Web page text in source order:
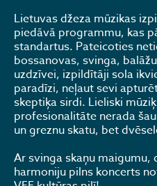
Lietuvas džeza mūzikas
piedāvā programmu, kas
standartus. Pateicoties
bossanovas, svinga,
uzdzīvei, izpildītāji sola
paradīzi, neļaut sevi
skeptiķa sirdi. Lieliski
profesionalitāte nerada
un greznu skatu, bet
Ar svinga skaņu maigumu,
harmoniju pilns koncerts